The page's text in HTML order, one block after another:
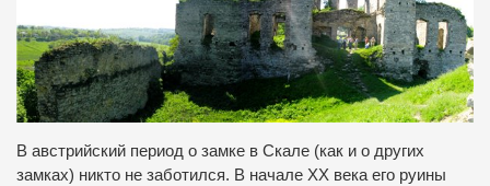
В австрийский период о замке в Скале (как и о других
замках) никто не заботился. В начале ХХ века его руины